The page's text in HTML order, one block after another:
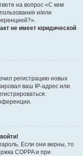
на вопрос «С кем
и/или
не имеет юридической
регистрацию новых
ваш IP-адрес или
Если они верны, то
COPPA и при